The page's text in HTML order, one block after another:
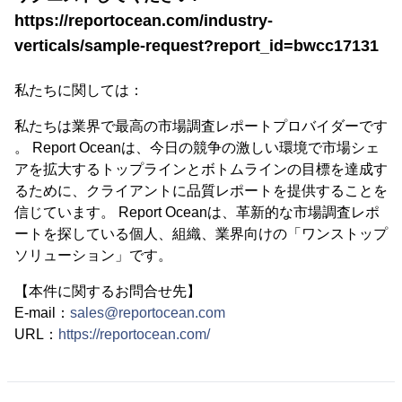
https://reportocean.com/industry-
verticals/sample-request?report_id=bwcc17131
私たちに関しては：
私たちは業界で最高の市場調査レポートプロバイダーです
。 Report Oceanは、今日の競争の激しい環境で市場シェ
アを拡大するトップラインとボトムラインの目標を達成す
るために、クライアントに品質レポートを提供することを
信じています。 Report Oceanは、革新的な市場調査レポ
ートを探している個人、組織、業界向けの「ワンストップ
ソリューション」です。
【本件に関するお問合せ先】
E-mail： sales@reportocean.com
URL： https://reportocean.com/